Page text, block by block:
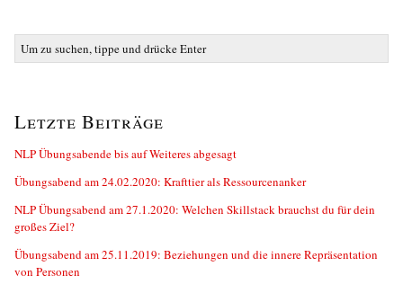
Letzte Beiträge
NLP Übungsabende bis auf Weiteres abgesagt
Übungsabend am 24.02.2020: Krafttier als Ressourcenanker
NLP Übungsabend am 27.1.2020: Welchen Skillstack brauchst du für dein
großes Ziel?
Übungsabend am 25.11.2019: Beziehungen und die innere Repräsentation
von Personen